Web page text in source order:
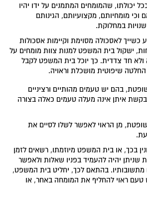
יכולתו, שהמומחים המתמנים על ידו יהיו
וכי מומחיותם, מקצועיותם, הגינותם
במחלוקת.
כשייך לאסכולה מסוימת וקיימות אסכולות
ישקול בית המשפט למנות צוות מומחים על
חד צדדית. כך יוכל בית המשפט לקבל
שיפוטית מושכלת וראויה.
בהם יש טעמים מהותיים ורציניים
איתן אינה מעלה טעמים כאלה בצורה
מן הראוי לאפשר לשלו לסיים את
בכך, או בית המשפט מיוזמתו, רשאים לזמן
שניתן יהיה להעמיד בפניו שאלות ולאפשר
בהתאם לכך, יחליט בית המשפט,
טעם ראוי להחליף את המומחה באחר, או